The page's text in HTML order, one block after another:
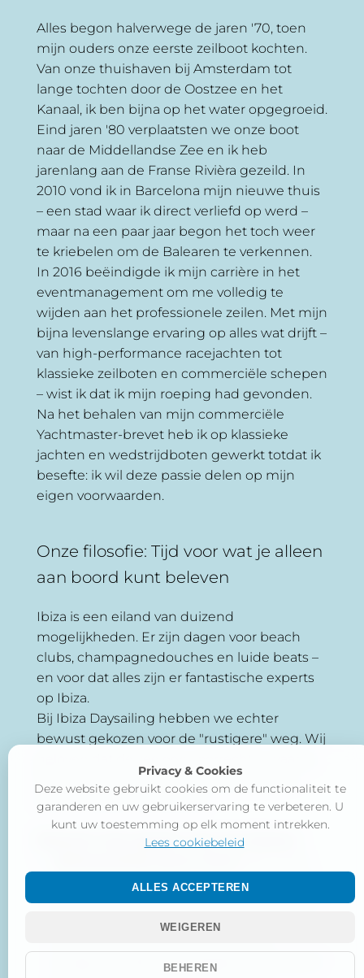
Alles begon halverwege de jaren '70, toen
mijn ouders onze eerste zeilboot kochten.
Van onze thuishaven bij Amsterdam tot
lange tochten door de Oostzee en het
Kanaal, ik ben bijna op het water opgegroeid.
Eind jaren '80 verplaatsten we onze boot
naar de Middellandse Zee en ik heb
jarenlang aan de Franse Rivièra gezeild. In
2010 vond ik in Barcelona mijn nieuwe thuis
– een stad waar ik direct verliefd op werd –
maar na een paar jaar begon het toch weer
te kriebelen om de Balearen te verkennen.
In 2016 beëindigde ik mijn carrière in het
eventmanagement om me volledig te
wijden aan het professionele zeilen. Met mijn
bijna levenslange ervaring op alles wat drijft –
van high-performance racejachten tot
klassieke zeilboten en commerciële schepen
– wist ik dat ik mijn roeping had gevonden.
Na het behalen van mijn commerciële
Yachtmaster-brevet heb ik op klassieke
jachten en wedstrijdboten gewerkt totdat ik
besefte: ik wil deze passie delen op mijn
eigen voorwaarden.
Onze filosofie: Tijd voor wat je alleen
aan boord kunt beleven
Ibiza is een eiland van duizend
mogelijkheden. Er zijn dagen voor beach
clubs, champagnedouches en luide beats –
en voor dat alles zijn er fantastische experts
op Ibiza.
Bij Ibiza Daysailing hebben we echter
bewust gekozen voor de "rustigere" weg. Wij
het beste van geniet als je haar ook echt
hoort – de zee, niet de bas.
Waarom onze gasten voor ons kiezen:
dan 40.000 zeemijlen aan ervaring staat
zeilen bij ons centraal. We zien bewust af
van overmatig lawaai – uit respect voor
omgeving. Natuurlijk bepalen jullie zelf of
Privacy & Cookies
Deze website gebruikt cookies om de functionaliteit te
garanderen en uw gebruikerservaring te verbeteren. U
kunt uw toestemming op elk moment intrekken.
Lees cookiebeleid
ALLES ACCEPTEREN
WEIGEREN
BEHEREN